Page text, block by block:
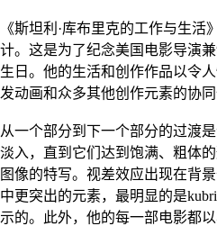
《斯坦利·库布里克的工作与生
计。这是为了纪念美国电影导演
生日。他的生活和创作作品以令
发动画和众多其他创作元素的协同
从一个部分到下一个部分的过渡
淡入，直到它们达到饱满、粗体
图像的特写。视差效应出现在背
中更突出的元素，最明显的是
示的。此外，他的每一部电影都